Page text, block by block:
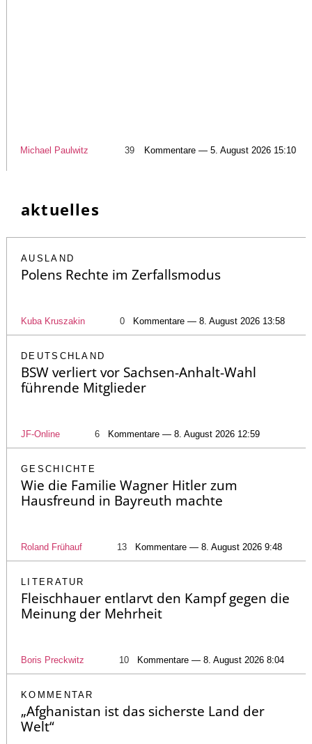
Michael Paulwitz 39 Kommentare — 5. August 2026 15:10
aktuelles
AUSLAND
Polens Rechte im Zerfallsmodus
Kuba Kruszakin 0 Kommentare — 8. August 2026 13:58
DEUTSCHLAND
BSW verliert vor Sachsen-Anhalt-Wahl
führende Mitglieder
JF-Online 6 Kommentare — 8. August 2026 12:59
GESCHICHTE
Wie die Familie Wagner Hitler zum
Hausfreund in Bayreuth machte
Roland Frühauf 13 Kommentare — 8. August 2026 9:48
LITERATUR
Fleischhauer entlarvt den Kampf gegen die
Meinung der Mehrheit
Boris Preckwitz 10 Kommentare — 8. August 2026 8:04
KOMMENTAR
„Afghanistan ist das sicherste Land der
Welt“